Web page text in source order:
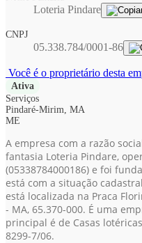
Loteria Pindare
CNPJ
05.338.784/0001-86
Você é o proprietário desta
Ativa
Serviços
Pindaré-Mirim, MA
ME
A empresa com a razão
fantasia Loteria Pindare,
(05338784000186) e foi
está com a situação
está localizada na Praca
- MA, 65.370-000. É uma
principal é de Casas
8299-7/06.